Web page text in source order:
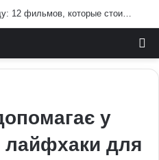
У Верховній Раді готують зміни до мобілізаційного законодавства: що запропонували депутати
у
лайфхаки для